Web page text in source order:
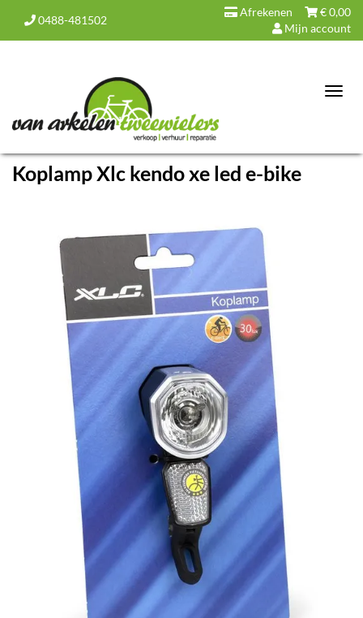
0488-481502
€0,00
Afrekenen
Mijn account
Koplamp Xlc kendo xe led e-bike